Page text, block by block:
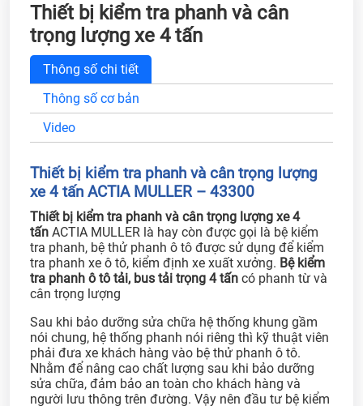
Thiết bị kiểm tra phanh và cân
trọng lượng xe 4 tấn
Thông số chi tiết
Thông số cơ bản
Video
Thiết bị kiểm tra phanh và cân trọng lượng
xe 4 tấn ACTIA MULLER – 43300
Thiết bị kiểm tra phanh và cân trọng lượng xe 4
tấn ACTIA MULLER là hay còn được gọi là bệ kiểm
tra phanh, bệ thử phanh ô tô được sử dụng để kiểm
tra phanh xe ô tô, kiểm định xe xuất xưởng. Bệ kiểm
tra phanh ô tô tải, bus tải trọng 4 tấn có phanh từ và
cân trọng lượng
Sau khi bảo dưỡng sửa chữa hệ thống khung gầm
nói chung, hệ thống phanh nói riêng thì kỹ thuật viên
phải đưa xe khách hàng vào bệ thử phanh ô tô.
Nhằm để nâng cao chất lượng sau khi bảo dưỡng
sửa chữa, đảm bảo an toàn cho khách hàng và
người lưu thông trên đường. Vậy nên đầu tư bệ kiểm